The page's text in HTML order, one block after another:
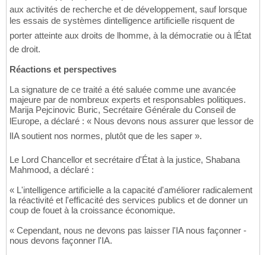
aux activités de recherche et de développement, sauf lorsque
les essais de systèmes dintelligence artificielle risquent de
porter atteinte aux droits de lhomme, à la démocratie ou à lÉtat
de droit.
Réactions et perspectives
La signature de ce traité a été saluée comme une avancée
majeure par de nombreux experts et responsables politiques.
Marija Pejcinovic Buric, Secrétaire Générale du Conseil de
lEurope, a déclaré : « Nous devons nous assurer que lessor de
lIA soutient nos normes, plutôt que de les saper ».
Le Lord Chancellor et secrétaire d'État à la justice, Shabana
Mahmood, a déclaré :
« L'intelligence artificielle a la capacité d'améliorer radicalement
la réactivité et l'efficacité des services publics et de donner un
coup de fouet à la croissance économique.
« Cependant, nous ne devons pas laisser l'IA nous façonner -
nous devons façonner l'IA.